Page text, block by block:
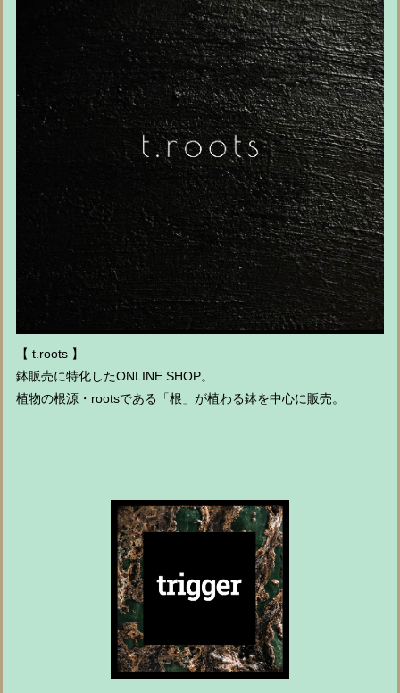
【 t.roots 】
鉢販売に特化したONLINE SHOP。
植物の根源・rootsである「根」が植わる鉢を中心に販売。